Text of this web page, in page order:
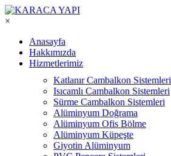
×
Anasayfa
Hakkımızda
Hizmetlerimiz
Katlanır Cambalkon Sistemleri
Isıcamlı Cambalkon Sistemleri
Sürme Cambalkon Sistemleri
Alüminyum Doğrama
Alüminyum Ofis Bölme
Alüminyum Küpeşte
Giyotin Alüminyum